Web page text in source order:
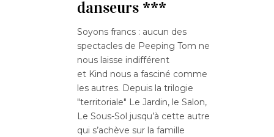
danseurs ***
Soyons francs : aucun des
spectacles de Peeping Tom ne
nous laisse indifférent
et Kind nous a fasciné comme
les autres. Depuis la trilogie
"territoriale" Le Jardin, le Salon,
Le Sous-Sol jusqu’à cette autre
qui s’achève sur la famille